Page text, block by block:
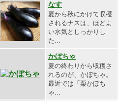
なす
夏から秋にかけて収穫
されるナスは、ほどよ
い水気としっかりし
た...
かぼちゃ
夏の終わりから収穫さ
れるのが、かぼちゃ。
最近では「栗かぼち
ゃ...